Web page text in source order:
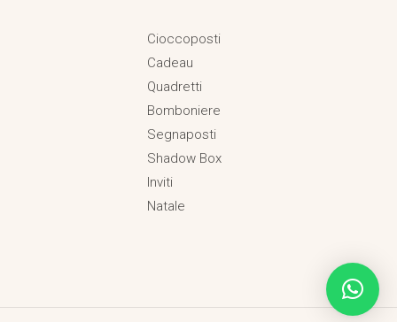
Cioccoposti
Cadeau
Quadretti
Bomboniere
Segnaposti
Shadow Box
Inviti
Natale